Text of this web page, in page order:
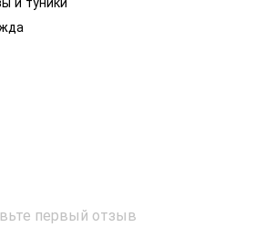
первый отзыв